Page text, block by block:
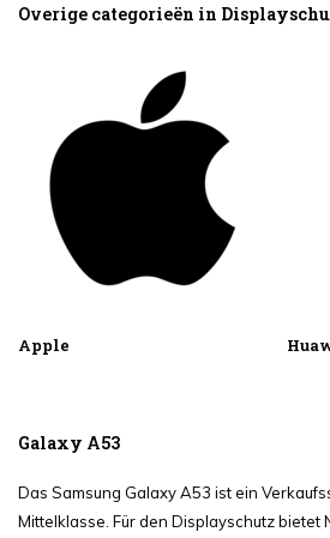
Overige categorieën in
Apple
Galaxy A53
Das Samsung Galaxy A53 ist ein
Mittelklasse. Für den Displayschutz bietet